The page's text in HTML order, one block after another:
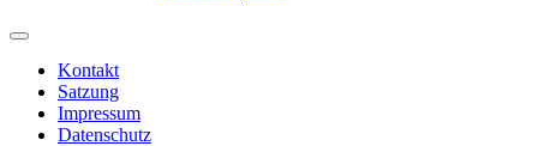
Kontakt
Satzung
Impressum
Datenschutz